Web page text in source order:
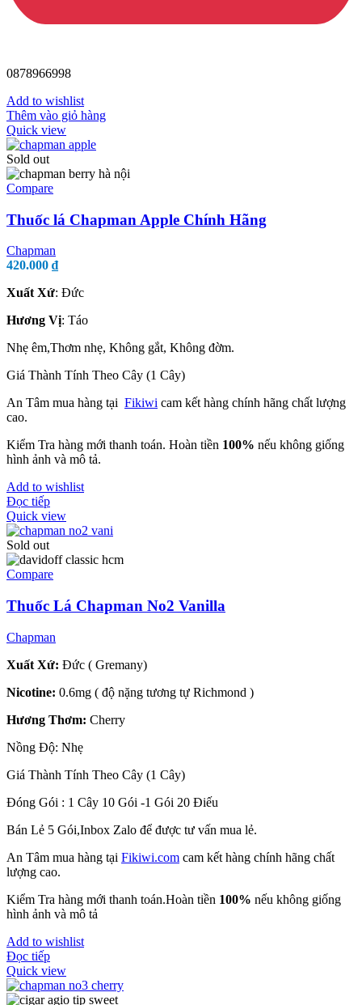
0878966998
Add to wishlist
Thêm vào giỏ hàng
Quick view
Sold out
Compare
Thuốc lá Chapman Apple Chính Hãng
Chapman
420.000 ₫
Xuất Xứ: Đức
Hương Vị: Táo
Nhẹ êm,Thơm nhẹ, Không gắt, Không đờm.
Giá Thành Tính Theo Cây (1 Cây)
An Tâm mua hàng tại Fikiwi cam kết hàng chính hãng chất lượng
cao.
Kiểm Tra hàng mới thanh toán. Hoàn tiền 100% nếu không giống
hình ảnh và mô tả.
Add to wishlist
Đọc tiếp
Quick view
Sold out
Compare
Thuốc Lá Chapman No2 Vanilla
Chapman
Xuất Xứ: Đức ( Gremany)
Nicotine: 0.6mg ( độ nặng tương tự Richmond )
Hương Thơm: Cherry
Nồng Độ: Nhẹ
Giá Thành Tính Theo Cây (1 Cây)
Đóng Gói : 1 Cây 10 Gói -1 Gói 20 Điếu
Bán Lẻ 5 Gói,Inbox Zalo để được tư vấn mua lẻ.
An Tâm mua hàng tại Fikiwi.com cam kết hàng chính hãng chất
lượng cao.
Kiểm Tra hàng mới thanh toán.Hoàn tiền 100% nếu không giống
hình ảnh và mô tả
Add to wishlist
Đọc tiếp
Quick view